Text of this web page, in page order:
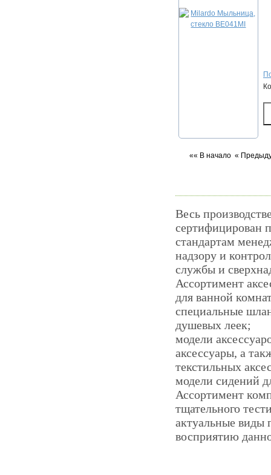
«« В начало «
Весь
сертифицирован
стандартам
надзору и
службы и
Ассортимент
для ванной
специальные
душевых леек;
модели
аксессуары, а
текстильных
модели сидений
Ассортимент
тщательного
актуальные виды
восприятию